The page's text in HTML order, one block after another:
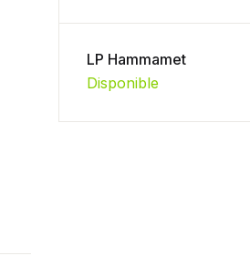
LP Hammamet
Disponible